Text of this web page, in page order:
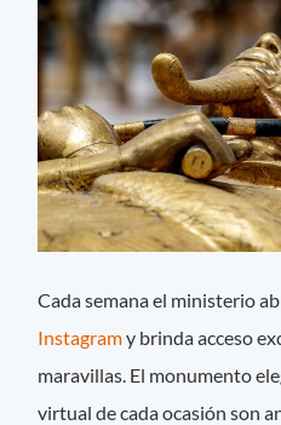
Cada semana el ministerio
Instagramy brinda acceso
maravillas. El monumento
virtual de cada ocasión son